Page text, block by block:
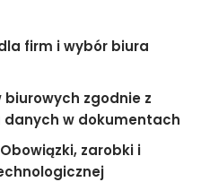
firm i wybór biura
biurowych zgodnie z
danych w dokumentach
zarobki i